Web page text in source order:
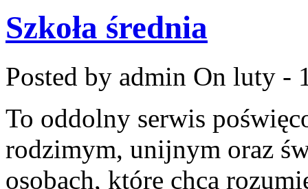
Szkoła średnia
Posted by admin On luty -
To oddolny serwis
rodzimym, unijnym oraz
osobach, które chcą